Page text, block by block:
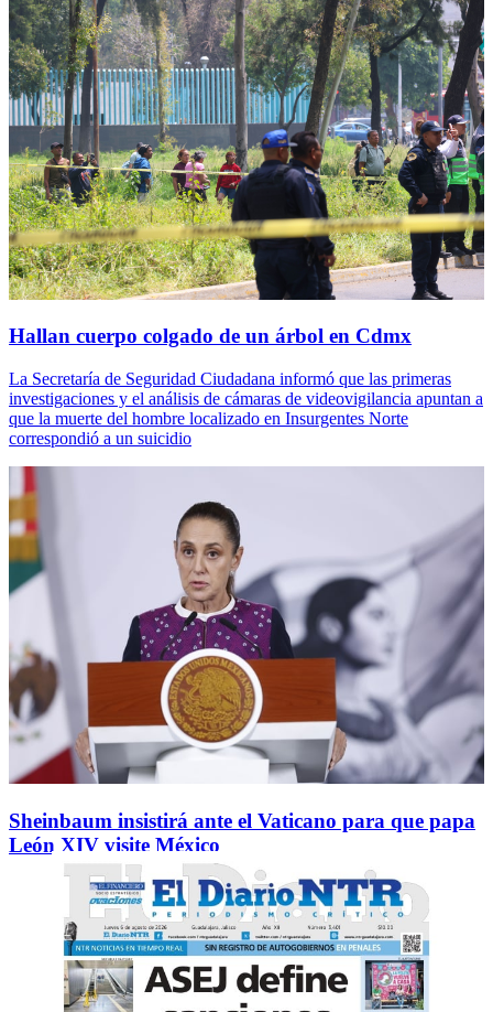
Hallan cuerpo colgado de un árbol en Cdmx
La Secretaría de Seguridad Ciudadana informó que las primeras
investigaciones y el análisis de cámaras de videovigilancia apuntan a
que la muerte del hombre localizado en Insurgentes Norte
correspondió a un suicidio
Sheinbaum insistirá ante el Vaticano para que papa
León XIV visite México